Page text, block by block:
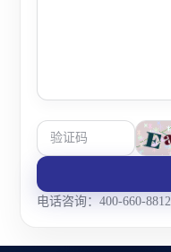
电话咨询：400-660-8812